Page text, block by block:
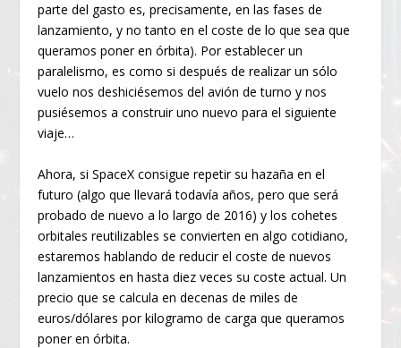
parte del gasto es, precisamente, en las fases de
lanzamiento, y no tanto en el coste de lo que sea que
queramos poner en órbita). Por establecer un
paralelismo, es como si después de realizar un sólo
vuelo nos deshiciésemos del avión de turno y nos
pusiésemos a construir uno nuevo para el siguiente
viaje…
Ahora, si SpaceX consigue repetir su hazaña en el
futuro (algo que llevará todavía años, pero que será
probado de nuevo a lo largo de 2016) y los cohetes
orbitales reutilizables se convierten en algo cotidiano,
estaremos hablando de reducir el coste de nuevos
lanzamientos en hasta diez veces su coste actual. Un
precio que se calcula en decenas de miles de
euros/dólares por kilogramo de carga que queramos
poner en órbita.